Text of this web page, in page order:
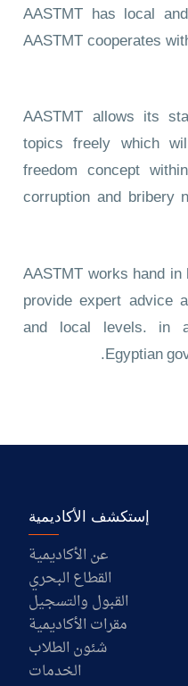
AASTMT has local
AASTMT cooperates
AASTMT allows its
topics freely which
freedom concept
corruption and bribery
AASTMT works hand
provide expert advice
and local levels. in
Egyptian
إستكشف الأكاديمية
عن الأكاديمية
القطاع البحري
القبول والتسجيل
مقرات الأكاديمية
شئون الطلاب
الخدمات